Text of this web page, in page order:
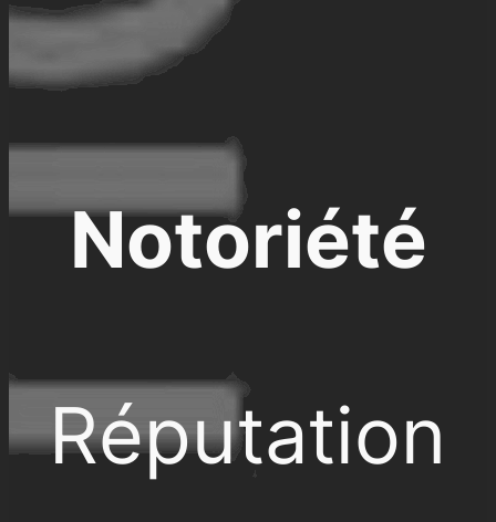
Notoriété
Réputation